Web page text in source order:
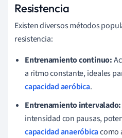
Resistencia
Existen diversos métodos
resistencia:
Entrenamiento continuo:
a ritmo constante, ideales
capacidad aeróbica.
Entrenamiento intervalado:
intensidad con pausas,
capacidad anaeróbicacomo